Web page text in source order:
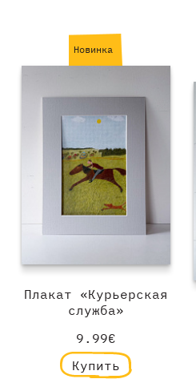
Новинка
Плакат «Курьерская
служба»
9.99€
Купить